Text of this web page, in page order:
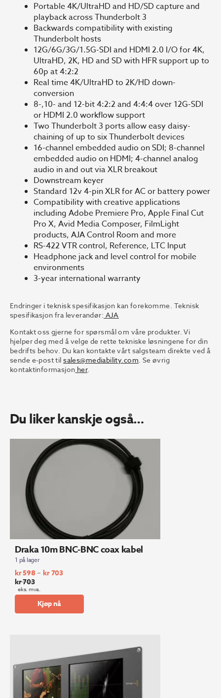
Portable 4K/UltraHD and HD/SD capture and
playback across Thunderbolt 3
Backwards compatibility with existing
Thunderbolt hosts
12G/6G/3G/1.5G-SDI and HDMI 2.0 I/O for 4K,
UltraHD, 2K, HD and SD with HFR support up to
60p at 4:2:2
Real time 4K/UltraHD to 2K/HD down-
conversion
8-,10- and 12-bit 4:2:2 and 4:4:4 over 12G-SDI
or HDMI 2.0 workflow support
Two Thunderbolt 3 ports allow easy daisy-
chaining of up to six Thunderbolt devices
16-channel embedded audio on SDI; 8-channel
embedded audio on HDMI; 4-channel analog
audio in and out via XLR breakout
Downstream keyer
Standard 12v 4-pin XLR for AC or battery power
Compatibility with creative applications
including Adobe Premiere Pro, Apple Final Cut
Pro X, Avid Media Composer, FilmLight
products, AJA Control Room and more
RS-422 VTR control, Reference, LTC Input
Headphone jack and level control for mobile
environments
3-year international warranty
Endringer i teknisk spesifikasjon kan forekomme. Teknisk
spesifikasjon fra leverandør: AJA
Kontakt oss gjerne for spørsmål om våre produkter. Vi
hjelper deg med å velge de rette tekniske løsningene for din
bedrifts behov. Du kan kontakte vårt salgsteam direkte ved å
sende e-post tilsales@mediability.com. Se øvrig
kontaktinformasjon her.
Du liker kanskje også…
Draka 10m BNC-BNC coax kabel
1 på lager
kr703
kr598– kr703
eks. mva.
Kjøp nå